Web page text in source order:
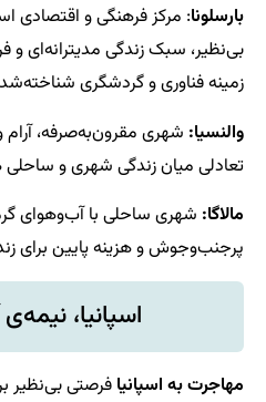
بارسلونا: مرکز فرهنگی و اقتصادی
بی‌نظیر، سبک زندگی مدیترانه‌ای
زمینه فناوری و گردشگری
والنسیا: شهری مقرون‌به‌صرفه، آرام
تعادلی میان زندگی شهری و
مالاگا: شهری ساحلی با آب‌وهوای
پرجنب‌وجوش و هزینه پایین برای
اسپانیا، نیمه‌ی
مهاجرت به اسپانیا فرصتی بی‌نظیر